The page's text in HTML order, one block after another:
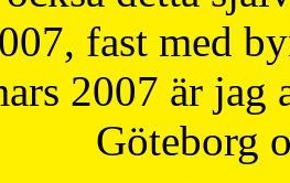
fast med
2007 är
Göteborg